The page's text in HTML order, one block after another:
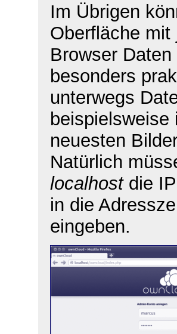
Im Übrigen
Oberfläche mit
Browser
besonders
unterwegs
beispielsweise
neuesten
Natürlich
localhostdie
in die
eingeben.